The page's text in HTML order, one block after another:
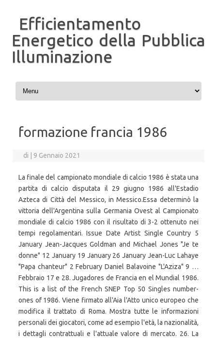
Efficientamento
Energetico della Pubblica
Illuminazione
Vai al contenuto
formazione francia 1986
di 9 Gennaio 2021
La finale del campionato mondiale di calcio 1986 è stata una
partita di calcio disputata il 29 giugno 1986 all'Estadio
Azteca di Città del Messico, in Messico.Essa determinò la
vittoria dell'Argentina sulla Germania Ovest al Campionato
mondiale di calcio 1986 con il risultato di 3-2 ottenuto nei
tempi regolamentari. Issue Date Artist Single Country 5
January Jean-Jacques Goldman and Michael Jones "Je te
donne" 12 January 19 January 26 January Jean-Luc Lahaye
"Papa chanteur" 2 February Daniel Balavoine "L'Aziza" 9 …
Febbraio 17 e 28. Jugadores de Francia en el Mundial 1986.
This is a list of the French SNEP Top 50 Singles number-
ones of 1986. Viene firmato all'Aia l'Atto unico europeo che
modifica il trattato di Roma. Mostra tutte le informazioni
personali dei giocatori, come ad esempio l'età, la nazionalità,
i dettagli contrattuali e l'attuale valore di mercato. 26. La